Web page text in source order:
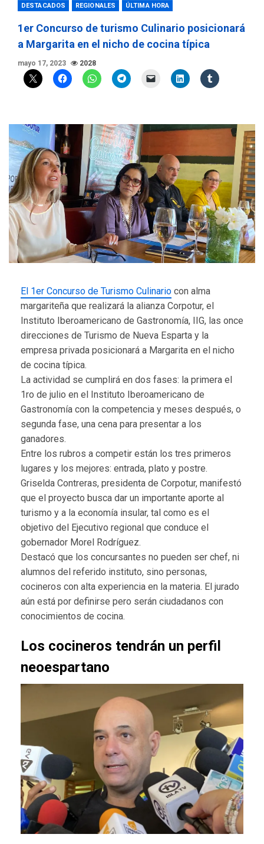
DESTACADOS REGIONALES ÚLTIMA HORA
1er Concurso de turismo Culinario posicionará
a Margarita en el nicho de cocina típica
mayo 17, 2023 2028
El 1er Concurso de Turismo Culinario con alma
margariteña que realizará la alianza Corpotur, el
Instituto Iberoamericano de Gastronomía, IIG, las once
direcciones de Turismo de Nueva Esparta y la
empresa privada posicionará a Margarita en el nicho
de cocina típica.
La actividad se cumplirá en dos fases: la primera el
1ro de julio en el Instituto Iberoamericano de
Gastronomía con la competencia y meses después, o
segunda fase, una cena para presentar a los
ganadores.
Entre los rubros a competir están los tres primeros
lugares y los mejores: entrada, plato y postre.
Griselda Contreras, presidenta de Corpotur, manifestó
que el proyecto busca dar un importante aporte al
turismo y a la economía insular, tal como es el
objetivo del Ejecutivo regional que conduce el
gobernador Morel Rodríguez.
Destacó que los concursantes no pueden ser chef, ni
alumnos del referido instituto, sino personas,
cocineros con alta experiencia en la materia. El jurado
aún está por definirse pero serán ciudadanos con
conocimientos de cocina.
Los cocineros tendrán un perfil
neoespartano